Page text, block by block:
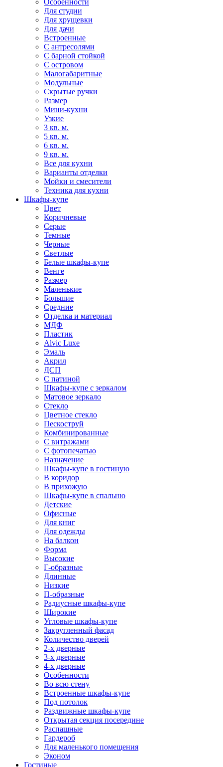
Особенности
Для студии
Для хрущевки
Для дачи
Встроенные
С антресолями
С барной стойкой
С островом
Малогабаритные
Модульные
Скрытые ручки
Размер
Мини-кухни
Узкие
3 кв. м.
5 кв. м.
6 кв. м.
9 кв. м.
Все для кухни
Варианты отделки
Мойки и смесители
Техника для кухни
Шкафы-купе
Цвет
Коричневые
Серые
Темные
Черные
Светлые
Белые шкафы-купе
Венге
Размер
Маленькие
Большие
Средние
Отделка и материал
МДФ
Пластик
Alvic Luxe
Эмаль
Акрил
ДСП
С патиной
Шкафы-купе с зеркалом
Матовое зеркало
Стекло
Цветное стекло
Пескоструй
Комбинированные
С витражами
С фотопечатью
Назначение
Шкафы-купе в гостиную
В коридор
В прихожую
Шкафы-купе в спальню
Детские
Офисные
Для книг
Для одежды
На балкон
Форма
Высокие
Г-образные
Длинные
Низкие
П-образные
Радиусные шкафы-купе
Широкие
Угловые шкафы-купе
Закругленный фасад
Количество дверей
2-х дверные
3-х дверные
4-х дверные
Особенности
Во всю стену
Встроенные шкафы-купе
Под потолок
Раздвижные шкафы-купе
Открытая секция посередине
Распашные
Гардероб
Для маленького помещения
Эконом
Гостиные